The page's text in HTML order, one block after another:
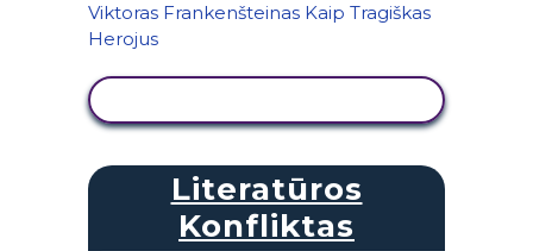
Literatūros
Konfliktas